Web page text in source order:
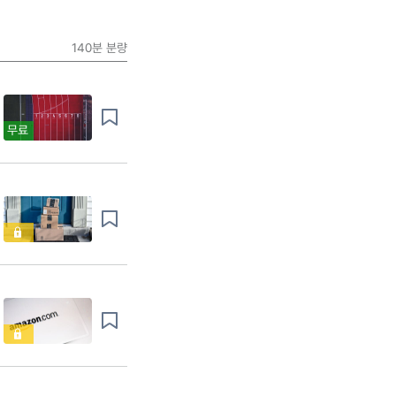
140분 분량
무료